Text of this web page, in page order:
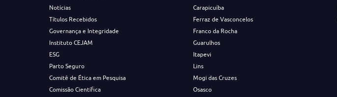
Notícias
Títulos Recebidos
Governança e Integridade
Instituto CEJAM
ESG
Parto Seguro
Comitê de Ética em Pesquisa
Comissão Científica
Carapicuíba
Ferraz de Vasconcelos
Franco da Rocha
Guarulhos
Itapevi
Lins
Mogi das Cruzes
Osasco